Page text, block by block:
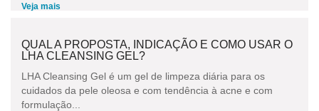
Veja mais
QUAL A PROPOSTA, INDICAÇÃO E COMO USAR O
LHA CLEANSING GEL?
LHA Cleansing Gel é um gel de limpeza diária para os
cuidados da pele oleosa e com tendência à acne e com
formulação...